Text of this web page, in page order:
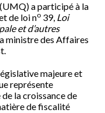
a participé à la
de loi no 39, Loi
et d’autres
ministre des Affaires
majeure et
représente
de la croissance de
de fiscalité